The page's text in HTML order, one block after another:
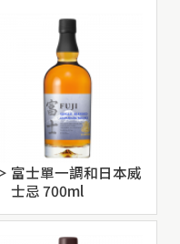
富士單一調和日本威
士忌 700ml